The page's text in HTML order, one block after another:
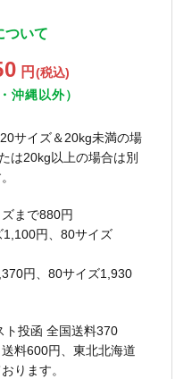
ついて
円 (税込)
沖縄以外）
サイズ＆20kg未満の場
は20kg以上の場合は別
まで880円
円、80サイズ
円、80サイズ1,930
投函 全国送料370
料600円、東北北海道
ります。